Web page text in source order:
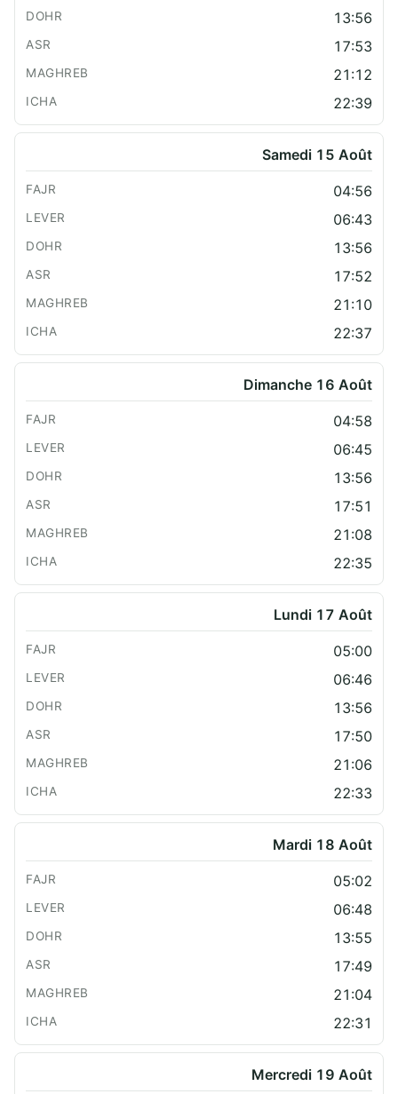
13:56
17:53
21:12
22:39
Samedi 15 Août
04:56
06:43
13:56
17:52
21:10
22:37
Dimanche 16 Août
04:58
06:45
13:56
17:51
21:08
22:35
Lundi 17 Août
05:00
06:46
13:56
17:50
21:06
22:33
Mardi 18 Août
05:02
06:48
13:55
17:49
21:04
22:31
Mercredi 19 Août